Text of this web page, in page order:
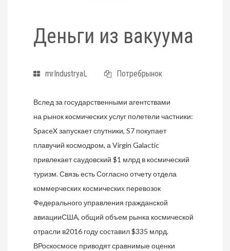
Деньги из вакуума
mrIndustryaL Потребрынок
Вслед за государственными агентствами
на рынок космических услуг полетели частники:
SpaceX запускает спутники, S7 покупает
плавучий космодром, а Virgin Galactic
привлекает саудовский $1 млрд в космический
туризм. Связь есть Согласно отчету отдела
коммерческих космических перевозок
Федерального управления гражданской
авиацииСША, общий объем рынка космической
отрасли в2016 году составил $335 млрд.
ВРоскосмосе приводят сравнимые оценки